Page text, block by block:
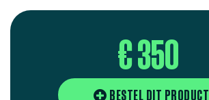
€ 350
BESTEL DIT PRODUCT